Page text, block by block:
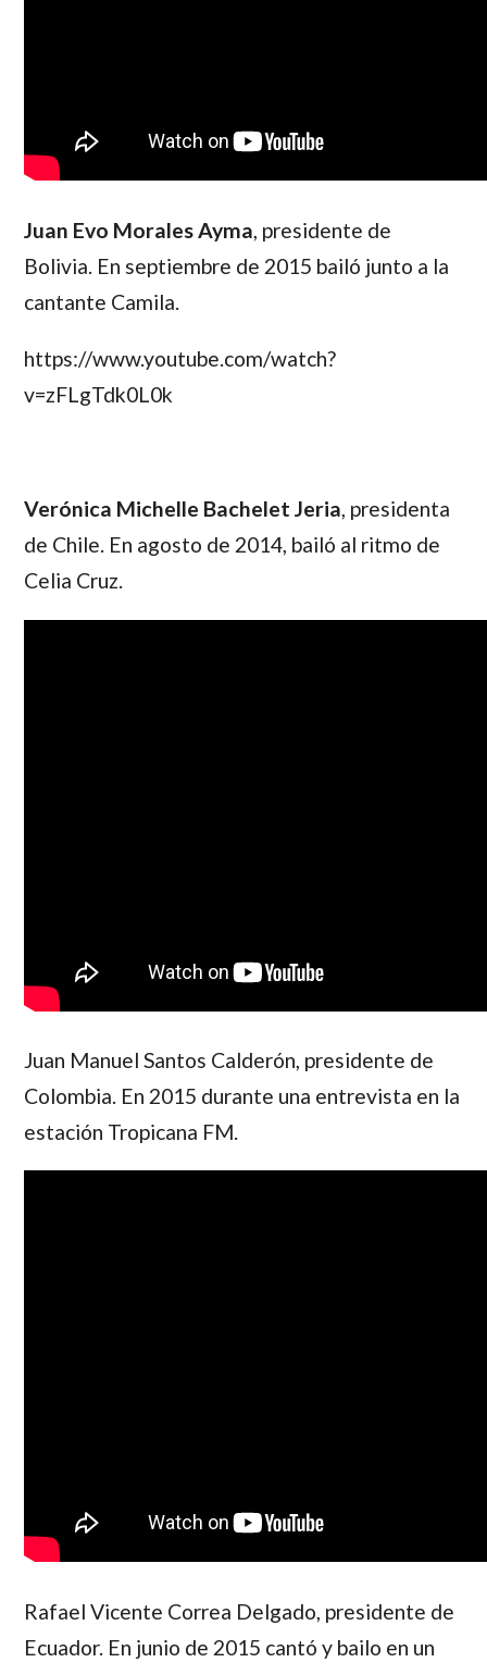
Juan Evo Morales Ayma, presidente de
Bolivia. En septiembre de 2015 bailó junto a la
cantante Camila.
https://www.youtube.com/watch?
v=zFLgTdk0L0k
Verónica Michelle Bachelet Jeria, presidenta
de Chile. En agosto de 2014, bailó al ritmo de
Celia Cruz.
Juan Manuel Santos Calderón, presidente de
Colombia. En 2015 durante una entrevista en la
estación Tropicana FM.
Rafael Vicente Correa Delgado, presidente de
Ecuador. En junio de 2015 cantó y bailo en un